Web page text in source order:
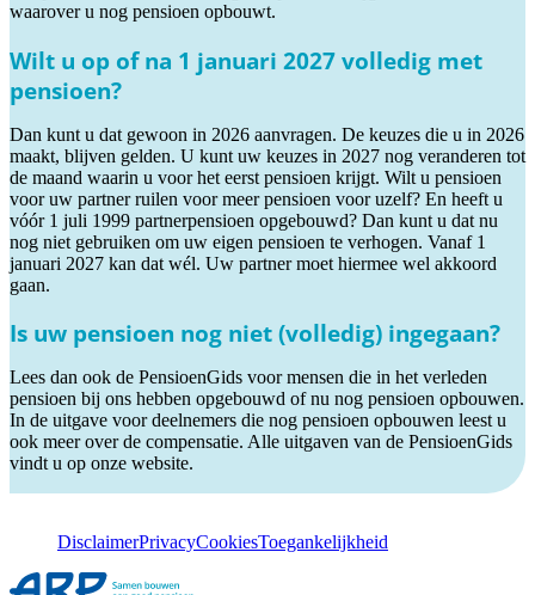
waarover u nog pensioen opbouwt.
Wilt u op of na 1 januari 2027 volledig met
pensioen?
Dan kunt u dat gewoon in 2026 aanvragen. De keuzes die u in 2026
maakt, blijven gelden. U kunt uw keuzes in 2027 nog veranderen tot
de maand waarin u voor het eerst pensioen krijgt. Wilt u pensioen
voor uw partner ruilen voor meer pensioen voor uzelf? En heeft u
vóór 1 juli 1999 partnerpensioen opgebouwd? Dan kunt u dat nu
nog niet gebruiken om uw eigen pensioen te verhogen. Vanaf 1
januari 2027 kan dat wél. Uw partner moet hiermee wel akkoord
gaan.
Is uw pensioen nog niet (volledig) ingegaan?
Lees dan ook de PensioenGids voor mensen die in het verleden
pensioen bij ons hebben opgebouwd of nu nog pensioen opbouwen.
In de uitgave voor deelnemers die nog pensioen opbouwen leest u
ook meer over de compensatie. Alle uitgaven van de PensioenGids
vindt u op onze website.
DisclaimerPrivacyCookiesToegankelijkheid